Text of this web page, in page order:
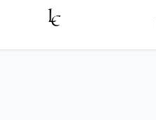
Aller au contenu